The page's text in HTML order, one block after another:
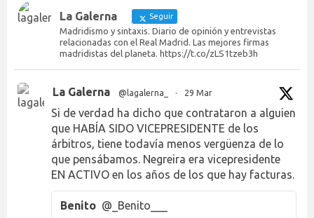
La Galerna Seguir
Madridismo y sintaxis. Diario de opinión y entrevistas
relacionadas con el Real Madrid. Las mejores firmas
madridistas del planeta. https://t.co/zLS1tzeb3h
La Galerna @lagalerna_ · 29 Mar
Si de verdad ha dicho que contrataron a alguien
que HABÍA SIDO VICEPRESIDENTE de los
árbitros, tiene todavía menos vergüenza de lo
que pensábamos. Negreira era vicepresidente
EN ACTIVO en los años de los que hay facturas.
Benito @_Benito___